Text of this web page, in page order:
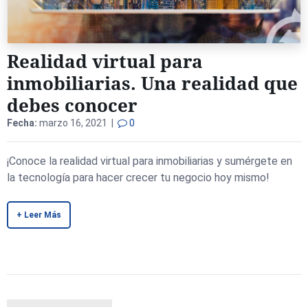
Realidad virtual para
inmobiliarias. Una realidad que
debes conocer
Fecha: marzo 16, 2021 | 0
¡Conoce la realidad virtual para inmobiliarias y sumérgete en
la tecnología para hacer crecer tu negocio hoy mismo!
+ Leer Más